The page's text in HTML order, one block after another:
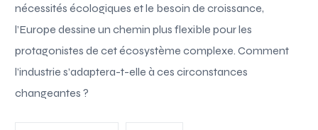
nécessités écologiques et le besoin de croissance,
l’Europe dessine un chemin plus flexible pour les
protagonistes de cet écosystème complexe. Comment
l’industrie s’adaptera-t-elle à ces circonstances
changeantes ?